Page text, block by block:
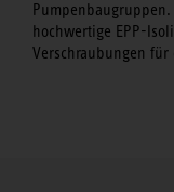
hochwertige EPP-
Verschraubungen